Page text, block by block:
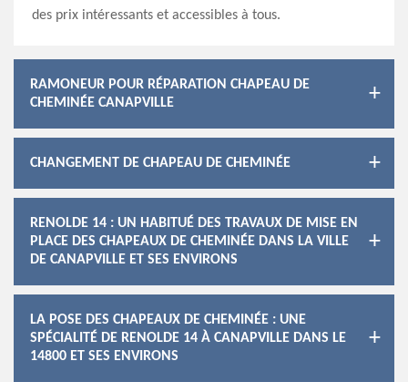
des prix intéressants et accessibles à tous.
RAMONEUR POUR RÉPARATION CHAPEAU DE
CHEMINÉE CANAPVILLE
CHANGEMENT DE CHAPEAU DE CHEMINÉE
RENOLDE 14 : UN HABITUÉ DES TRAVAUX DE MISE EN
PLACE DES CHAPEAUX DE CHEMINÉE DANS LA VILLE
DE CANAPVILLE ET SES ENVIRONS
LA POSE DES CHAPEAUX DE CHEMINÉE : UNE
SPÉCIALITÉ DE RENOLDE 14 À CANAPVILLE DANS LE
14800 ET SES ENVIRONS